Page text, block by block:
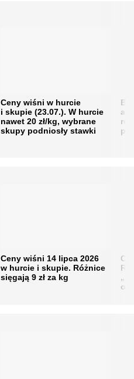
Ceny wiśni w hurcie
i skupie (23.07.). W hurcie
nawet 20 zł/kg, wybrane
skupy podniosły stawki
Ceny wiśni 14 lipca 2026
w hurcie i skupie. Różnice
sięgają 9 zł za kg